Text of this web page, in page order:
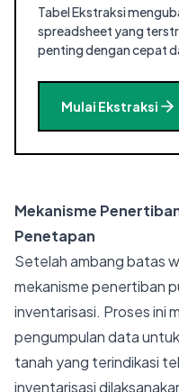
Tabel Ekstraksi
spreadsheet yang
penting dengan cepat
Mulai Ekstraksi
Mekanisme
Penetapan
Setelah ambang batas
mekanisme penertiban
inventarisasi. Proses ini
pengumpulan data
tanah yang terindikasi
inventarisasi